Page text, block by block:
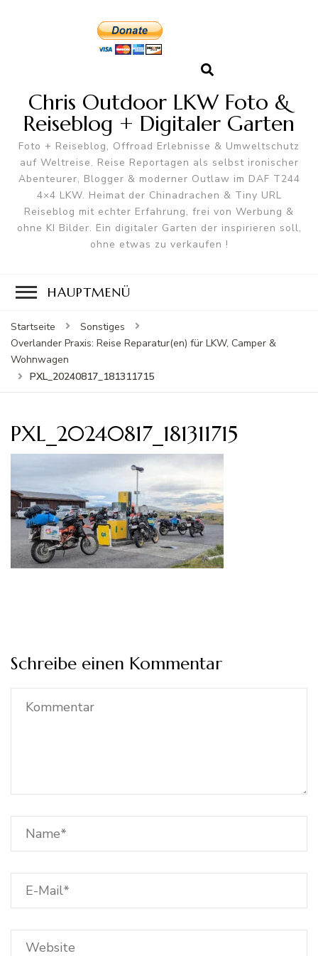
Chris Outdoor LKW Foto &
Reiseblog + Digitaler Garten
Foto + Reiseblog, Offroad Erlebnisse & Umweltschutz
auf Weltreise. Reise Reportagen als selbst ironischer
Abenteurer, Blogger & moderner Outlaw im DAF T244
4×4 LKW. Heimat der Chinadrachen & Tiny URL
Reiseblog mit echter Erfahrung, frei von Werbung &
ohne KI Bilder. Ein digitaler Garten der inspirieren soll,
ohne etwas zu verkaufen !
HAUPTMENÜ
Startseite
Sonstiges
Overlander Praxis: Reise Reparatur(en) für LKW, Camper &
Wohnwagen
PXL_20240817_181311715
PXL_20240817_181311715
Schreibe einen Kommentar